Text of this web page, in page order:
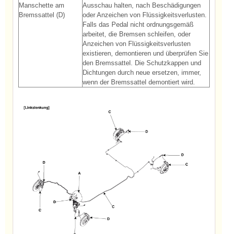
Manschette am
Bremssattel (D)
Ausschau halten, nach Beschädigungen
oder Anzeichen von Flüssigkeitsverlusten.
Falls das Pedal nicht ordnungsgemäß
arbeitet, die Bremsen schleifen, oder
Anzeichen von Flüssigkeitsverlusten
existieren, demontieren und überprüfen Sie
den Bremssattel. Die Schutzkappen und
Dichtungen durch neue ersetzen, immer,
wenn der Bremssattel demontiert wird.